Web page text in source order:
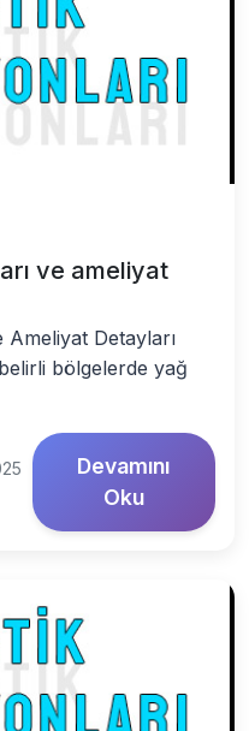
ve ameliyat
Ameliyat Detayları
bölgelerde yağ
Devamını
Oku